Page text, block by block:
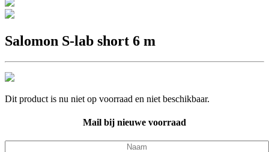
Salomon S-lab short 6 m
Dit product is nu niet op voorraad en niet beschikbaar.
Mail bij nieuwe voorraad